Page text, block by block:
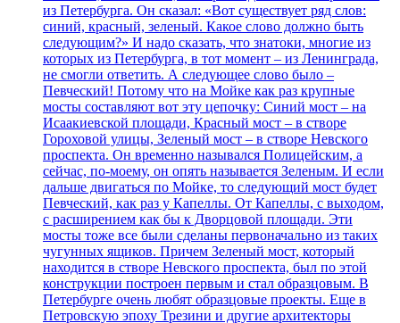
из Петербурга. Он сказал: «Вот существует ряд слов:
синий, красный, зеленый. Какое слово должно быть
следующим?» И надо сказать, что знатоки, многие из
которых из Петербурга, в тот момент – из Ленинграда,
не смогли ответить. А следующее слово было –
Певческий! Потому что на Мойке как раз крупные
мосты составляют вот эту цепочку: Синий мост – на
Исаакиевской площади, Красный мост – в створе
Гороховой улицы, Зеленый мост – в створе Невского
проспекта. Он временно назывался Полицейским, а
сейчас, по-моему, он опять называется Зеленым. И если
дальше двигаться по Мойке, то следующий мост будет
Певческий, как раз у Капеллы. От Капеллы, с выходом,
с расширением как бы к Дворцовой площади. Эти
мосты тоже все были сделаны первоначально из таких
чугунных ящиков. Причем Зеленый мост, который
находится в створе Невского проспекта, был по этой
конструкции построен первым и стал образцовым. В
Петербурге очень любят образцовые проекты. Еще в
Петровскую эпоху Трезини и другие архитекторы